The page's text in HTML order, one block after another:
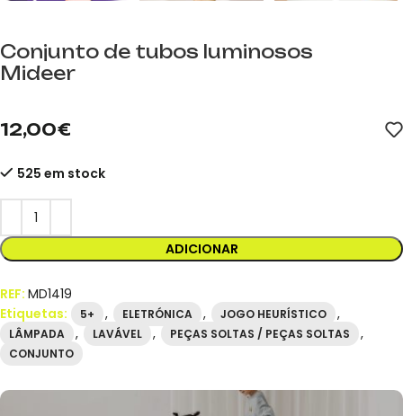
Conjunto de tubos luminosos
Mideer
12,00€
525 em stock
ADICIONAR
REF: MD1419
Etiquetas:
5+ , ELETRÓNICA , JOGO HEURÍSTICO ,
LÂMPADA , LAVÁVEL , PEÇAS SOLTAS / PEÇAS SOLTAS ,
CONJUNTO